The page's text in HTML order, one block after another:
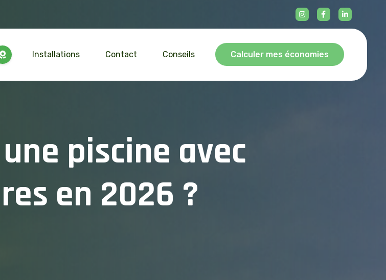
Installations Contact Conseils Calculer mes économies
une piscine avec
res en 2026 ?